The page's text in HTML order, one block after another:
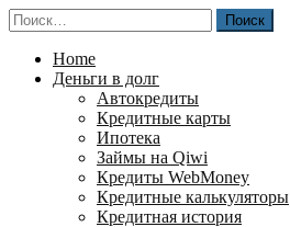
Перейти
к
содержимому
Найти:
Home
Деньги в долг
Автокредиты
Кредитные карты
Ипотека
Займы на Qiwi
Кредиты WebMoney
Кредитные калькуляторы
Кредитная история